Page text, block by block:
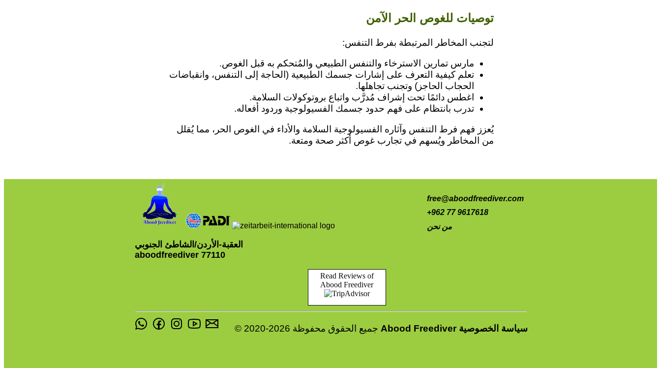
توصيات للغوص الحر الآمن
لتجنب المخاطر المرتبطة بفرط التنفس:
مارس تمارين الاسترخاء والتنفس الطبيعي والمُتحكم به قبل الغوص.
تعلم كيفية التعرف على إشارات جسمك الطبيعية (الحاجة إلى التنفس، وانقباضات
الحجاب الحاجز) وتجنب تجاهلها.
اغطس دائمًا تحت إشراف مُدرَّب واتباع بروتوكولات السلامة.
تدرب بانتظام على فهم حدود جسمك الفسيولوجية وردود أفعاله.
يُعزز فهم فرط التنفس وآثاره الفسيولوجية السلامة والأداء في الغوص الحر، مما يُقلل
من المخاطر ويُسهم في تجارب غوص أكثر صحة ومتعة.
free@aboodfreediver.com
+962 77 9617618
من نحن
العقبة-الأردن/الشاطئ الجنوبي
aboodfreediver 77110
Read Reviews of
Abood Freediver
Abood Freediver سياسة الخصوصية